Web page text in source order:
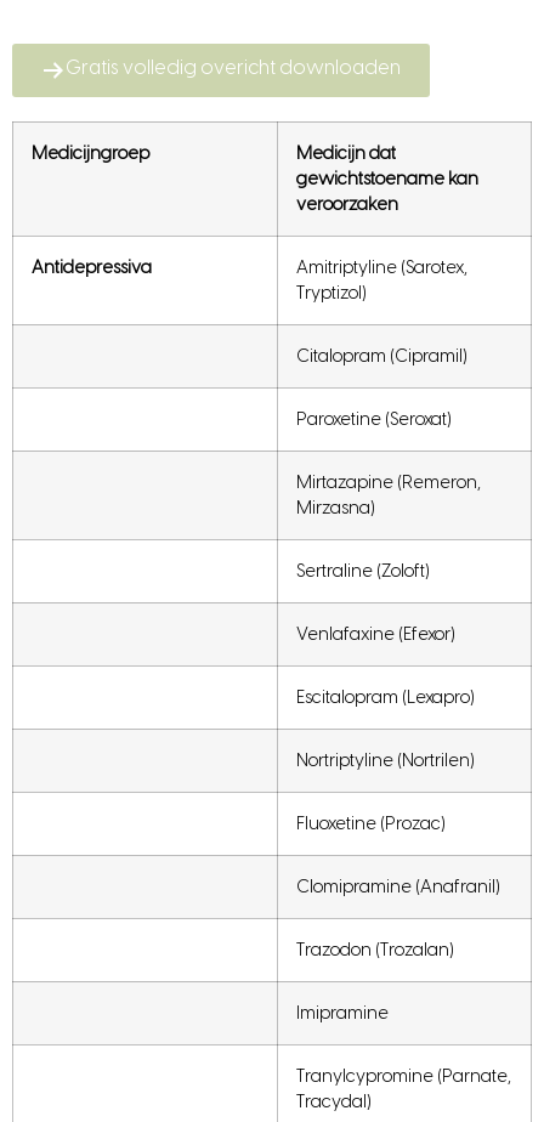
Gratis volledig overicht downloaden
Medicijngroep
Medicijn dat
gewichtstoename kan
veroorzaken
Antidepressiva
Amitriptyline (Sarotex,
Tryptizol)
Citalopram (Cipramil)
Paroxetine (Seroxat)
Mirtazapine (Remeron,
Mirzasna)
Sertraline (Zoloft)
Venlafaxine (Efexor)
Escitalopram (Lexapro)
Nortriptyline (Nortrilen)
Fluoxetine (Prozac)
Clomipramine (Anafranil)
Trazodon (Trozalan)
Imipramine
Tranylcypromine (Parnate,
Tracydal)